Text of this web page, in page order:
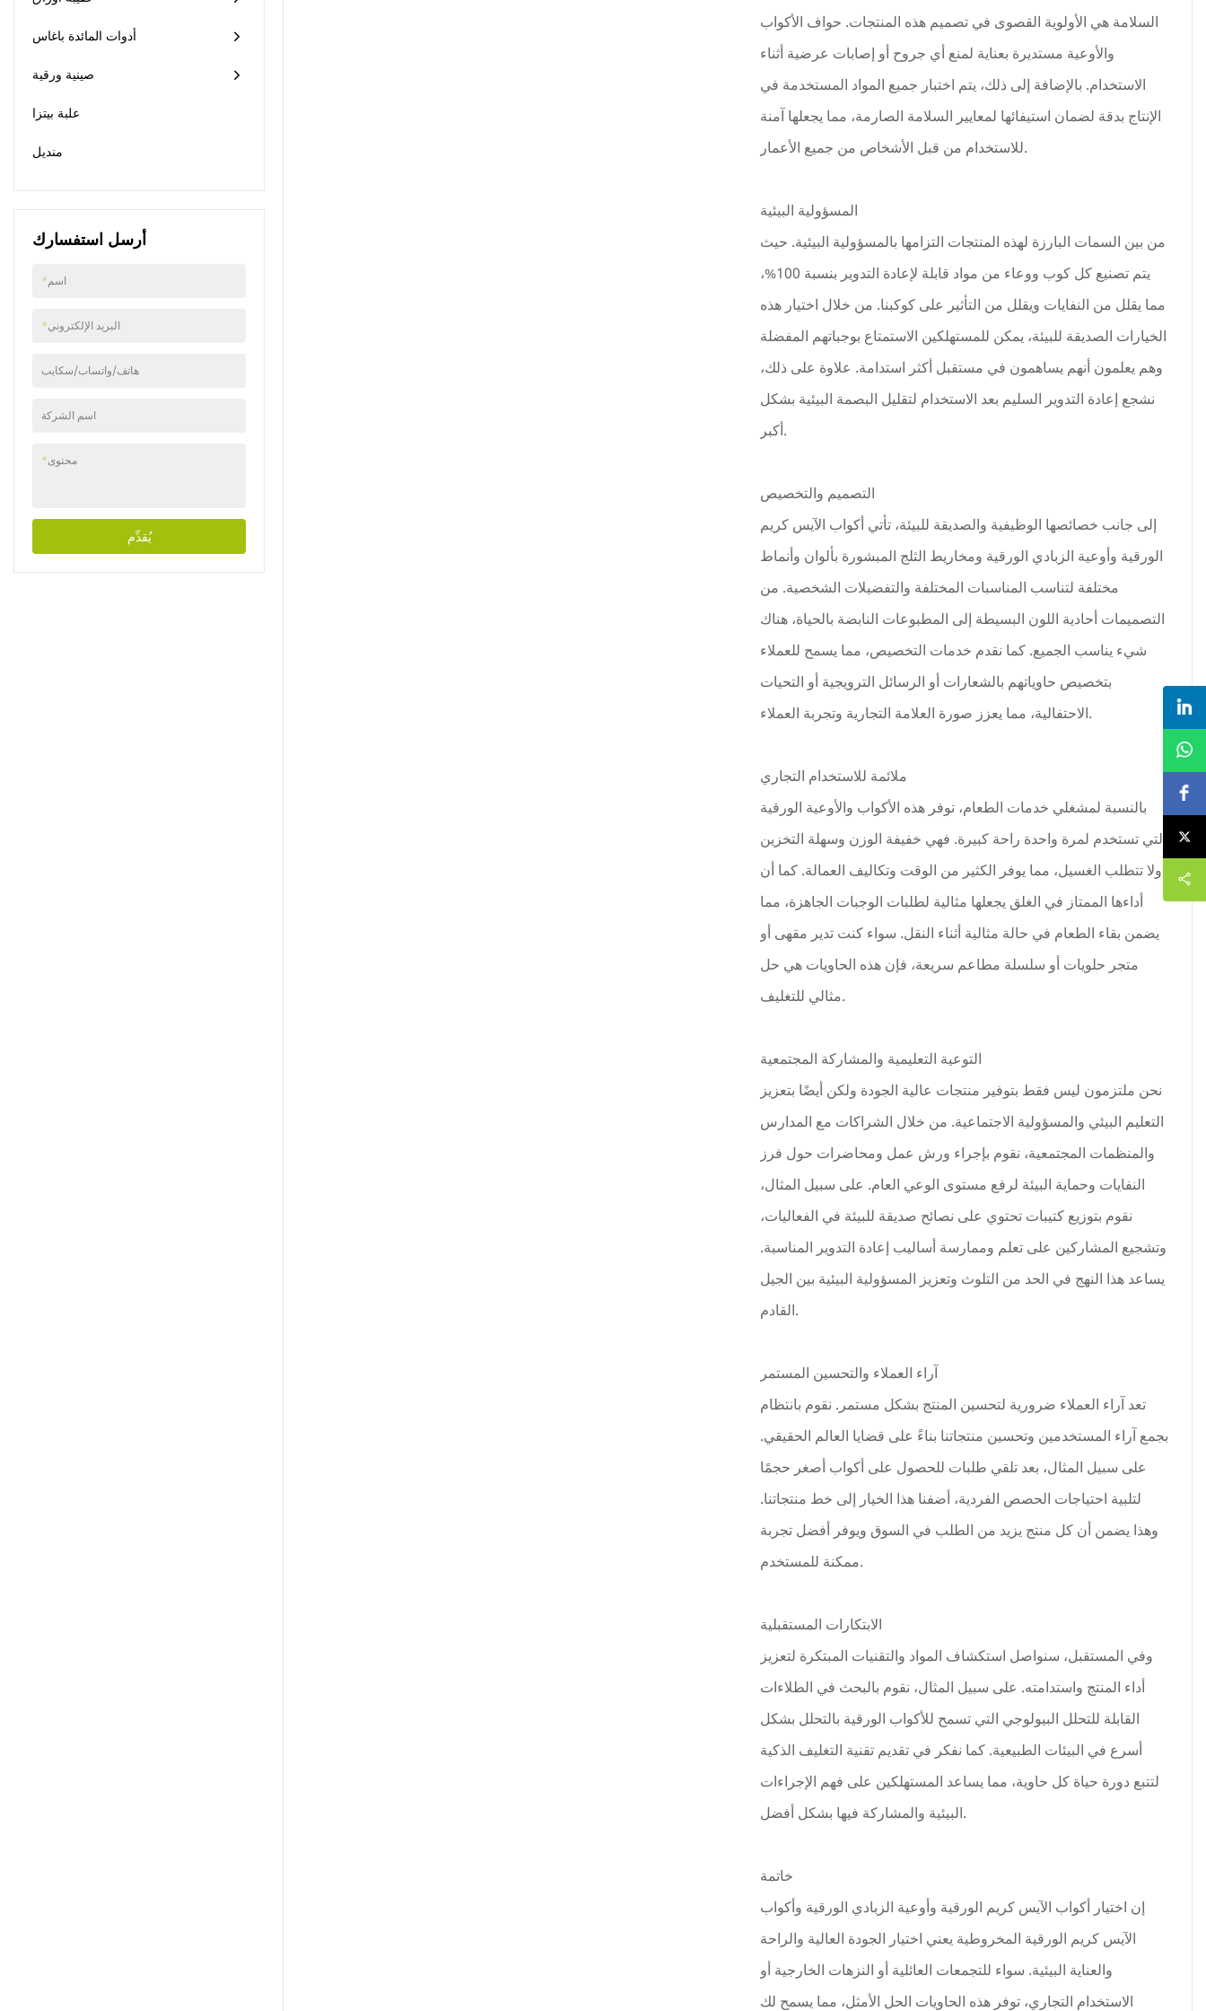
السلامة هي الأولوية القصوى في تصميم هذه المنتجات. حواف الأكواب
والأوعية مستديرة بعناية لمنع أي جروح أو إصابات عرضية أثناء
الاستخدام. بالإضافة إلى ذلك، يتم اختبار جميع المواد المستخدمة في
الإنتاج بدقة لضمان استيفائها لمعايير السلامة الصارمة، مما يجعلها آمنة
للاستخدام من قبل الأشخاص من جميع الأعمار.
المسؤولية البيئية
من بين السمات البارزة لهذه المنتجات التزامها بالمسؤولية البيئية. حيث
يتم تصنيع كل كوب ووعاء من مواد قابلة لإعادة التدوير بنسبة 100%،
مما يقلل من النفايات ويقلل من التأثير على كوكبنا. من خلال اختيار هذه
الخيارات الصديقة للبيئة، يمكن للمستهلكين الاستمتاع بوجباتهم المفضلة
وهم يعلمون أنهم يساهمون في مستقبل أكثر استدامة. علاوة على ذلك،
نشجع إعادة التدوير السليم بعد الاستخدام لتقليل البصمة البيئية بشكل
أكبر.
التصميم والتخصيص
إلى جانب خصائصها الوظيفية والصديقة للبيئة، تأتي أكواب الآيس كريم
الورقية وأوعية الزبادي الورقية ومخاريط الثلج المبشورة بألوان وأنماط
مختلفة لتناسب المناسبات المختلفة والتفضيلات الشخصية. من
التصميمات أحادية اللون البسيطة إلى المطبوعات النابضة بالحياة، هناك
شيء يناسب الجميع. كما نقدم خدمات التخصيص، مما يسمح للعملاء
بتخصيص حاوياتهم بالشعارات أو الرسائل الترويجية أو التحيات
الاحتفالية، مما يعزز صورة العلامة التجارية وتجربة العملاء.
ملائمة للاستخدام التجاري
بالنسبة لمشغلي خدمات الطعام، توفر هذه الأكواب والأوعية الورقية
التي تستخدم لمرة واحدة راحة كبيرة. فهي خفيفة الوزن وسهلة التخزين
ولا تتطلب الغسيل، مما يوفر الكثير من الوقت وتكاليف العمالة. كما أن
أداءها الممتاز في الغلق يجعلها مثالية لطلبات الوجبات الجاهزة، مما
يضمن بقاء الطعام في حالة مثالية أثناء النقل. سواء كنت تدير مقهى أو
متجر حلويات أو سلسلة مطاعم سريعة، فإن هذه الحاويات هي حل
مثالي للتغليف.
التوعية التعليمية والمشاركة المجتمعية
نحن ملتزمون ليس فقط بتوفير منتجات عالية الجودة ولكن أيضًا بتعزيز
التعليم البيئي والمسؤولية الاجتماعية. من خلال الشراكات مع المدارس
والمنظمات المجتمعية، نقوم بإجراء ورش عمل ومحاضرات حول فرز
النفايات وحماية البيئة لرفع مستوى الوعي العام. على سبيل المثال،
نقوم بتوزيع كتيبات تحتوي على نصائح صديقة للبيئة في الفعاليات،
وتشجيع المشاركين على تعلم وممارسة أساليب إعادة التدوير المناسبة.
يساعد هذا النهج في الحد من التلوث وتعزيز المسؤولية البيئية بين الجيل
القادم.
آراء العملاء والتحسين المستمر
تعد آراء العملاء ضرورية لتحسين المنتج بشكل مستمر. نقوم بانتظام
بجمع آراء المستخدمين وتحسين منتجاتنا بناءً على قضايا العالم الحقيقي.
على سبيل المثال، بعد تلقي طلبات للحصول على أكواب أصغر حجمًا
لتلبية احتياجات الحصص الفردية، أضفنا هذا الخيار إلى خط منتجاتنا.
وهذا يضمن أن كل منتج يزيد من الطلب في السوق ويوفر أفضل تجربة
ممكنة للمستخدم.
الابتكارات المستقبلية
وفي المستقبل، سنواصل استكشاف المواد والتقنيات المبتكرة لتعزيز
أداء المنتج واستدامته. على سبيل المثال، نقوم بالبحث في الطلاءات
القابلة للتحلل البيولوجي التي تسمح للأكواب الورقية بالتحلل بشكل
أسرع في البيئات الطبيعية. كما نفكر في تقديم تقنية التغليف الذكية
لتتبع دورة حياة كل حاوية، مما يساعد المستهلكين على فهم الإجراءات
البيئية والمشاركة فيها بشكل أفضل.
خاتمة
إن اختيار أكواب الآيس كريم الورقية وأوعية الزبادي الورقية وأكواب
الآيس كريم الورقية المخروطية يعني اختيار الجودة العالية والراحة
والعناية البيئية. سواء للتجمعات العائلية أو النزهات الخارجية أو
الاستخدام التجاري، توفر هذه الحاويات الحل الأمثل، مما يسمح لك
أدوات المائدة باغاس
صينية ورقية
علبة بيتزا
منديل
أرسل استفسارك
*اسم
*البريد الإلكتروني
هاتف/واتساب/سكايب
اسم الشركة
*محتوى
يُقدِّم